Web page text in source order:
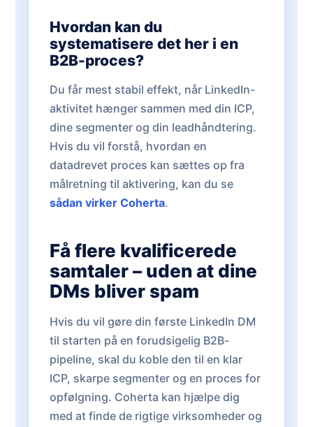
Hvordan kan du
systematisere det her i en
B2B-proces?
Du får mest stabil effekt, når LinkedIn-
aktivitet hænger sammen med din ICP,
dine segmenter og din leadhåndtering.
Hvis du vil forstå, hvordan en
datadrevet proces kan sættes op fra
målretning til aktivering, kan du se
sådan virker Coherta.
Få flere kvalificerede
samtaler – uden at dine
DMs bliver spam
Hvis du vil gøre din første LinkedIn DM
til starten på en forudsigelig B2B-
pipeline, skal du koble den til en klar
ICP, skarpe segmenter og en proces for
opfølgning. Coherta kan hjælpe dig
med at finde de rigtige virksomheder og